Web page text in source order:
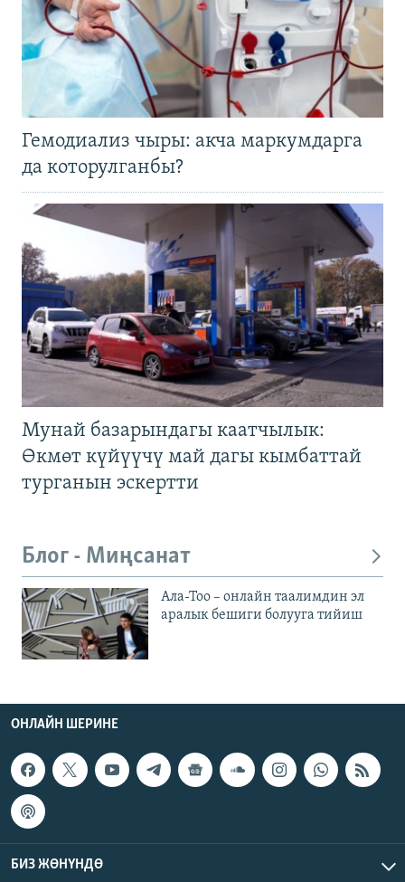
Гемодиализ чыры: акча маркумдарга
да которулганбы?
Мунай базарындагы каатчылык:
Өкмөт күйүүчү май дагы кымбаттай
турганын эскертти
Блог - Миңсанат
Ала-Тоо – онлайн таалимдин эл
аралык бешиги болууга тийиш
ОНЛАЙН ШЕРИНЕ
БИЗ ЖӨНҮНДӨ